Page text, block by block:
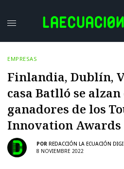
EMPRESAS
Finlandia, Dublín,
casa Batlló se alzan
ganadores de los
Innovation Awards
POR REDACCIÓN LA ECUACIÓN
8 NOVIEMBRE 2022